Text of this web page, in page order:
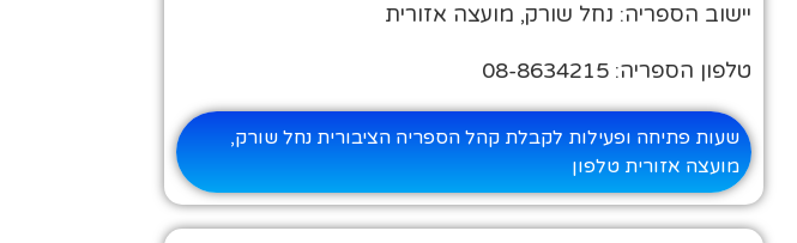
יישוב הספריה: נחל שורק, מועצה אזורית
טלפון הספריה: 08-8634215
שעות פתיחה ופעילות לקבלת קהל הספריה הציבורית נחל שורק,
מועצה אזורית טלפון